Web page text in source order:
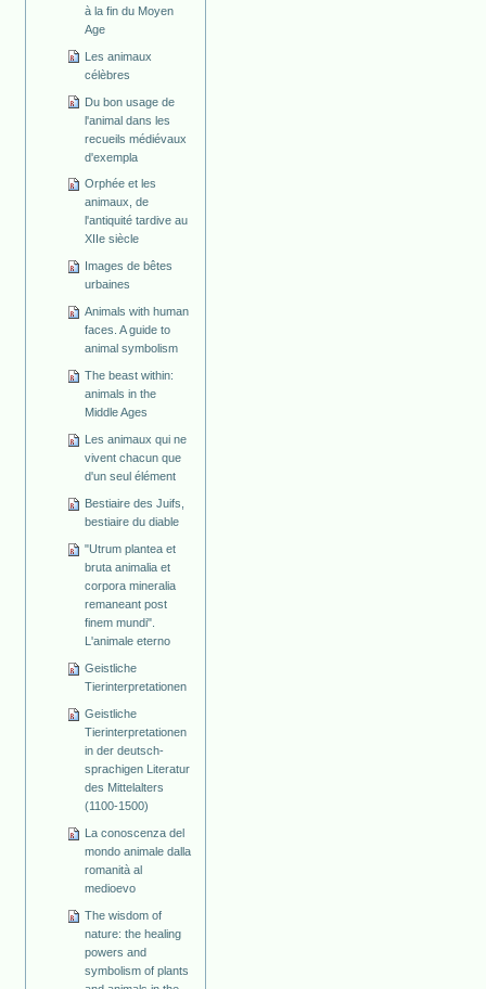
à la fin du Moyen
Age
Les animaux
célèbres
Du bon usage de
l'animal dans les
recueils médiévaux
d'exempla
Orphée et les
animaux, de
l'antiquité tardive au
XIIe siècle
Images de bêtes
urbaines
Animals with human
faces. A guide to
animal symbolism
The beast within:
animals in the
Middle Ages
Les animaux qui ne
vivent chacun que
d'un seul élément
Bestiaire des Juifs,
bestiaire du diable
"Utrum plantea et
bruta animalia et
corpora mineralia
remaneant post
finem mundi".
L'animale eterno
Geistliche
Tierinterpretationen
Geistliche
Tierinterpretationen
in der deutsch-
sprachigen Literatur
des Mittelalters
(1100-1500)
La conoscenza del
mondo animale dalla
romanità al
medioevo
The wisdom of
nature: the healing
powers and
symbolism of plants